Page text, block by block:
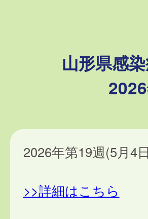
山形県感
2026年第19週(5月4
>>詳細はこちら